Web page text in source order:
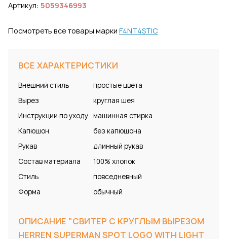
Артикул: 5059346993
Посмотреть все товары марки F4NT4STIC
ВСЕ ХАРАКТЕРИСТИКИ
Внешний стиль
простые цвета
Вырез
круглая шея
Инструкции по уходу машинная стирка
Капюшон
без капюшона
Рукав
длинный рукав
Состав материала
100% хлопок
Стиль
повседневный
Форма
обычный
ОПИСАНИЕ "СВИТЕР С КРУГЛЫМ ВЫРЕЗОМ
HERREN SUPERMAN SPOT LOGO WITH LIGHT